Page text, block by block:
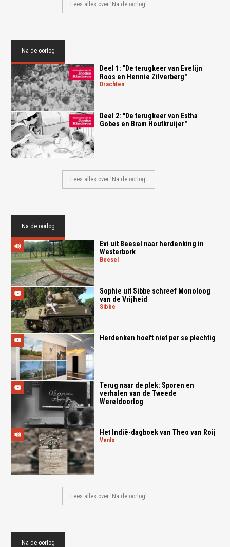
Lees alles over 'Na de oorlog'
Na de oorlog
Deel 1: "De terugkeer van Evelijn
Roos en Hennie Zilverberg"
drachten
Deel 2: "De terugkeer van Estha
Gobes en Bram Houtkruijer"
Lees alles over 'Na de oorlog'
Na de oorlog
Evi uit Beesel naar herdenking in
Westerbork
beesel
Sophie uit Sibbe schreef Monoloog
van de Vrijheid
sibbe
Herdenken hoeft niet per se plechtig
Terug naar de plek: Sporen en
verhalen van de Tweede
Wereldoorlog
Het Indië-dagboek van Theo van Roij
venlo
Lees alles over 'Na de oorlog'
Na de oorlog